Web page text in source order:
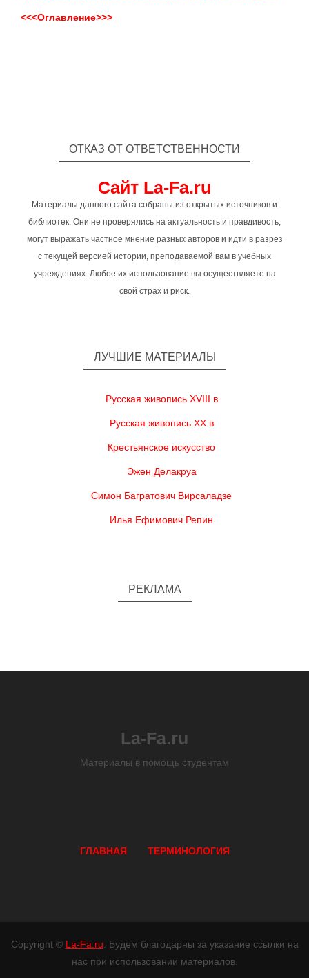
<<<Оглавление>>>
ОТКАЗ ОТ ОТВЕТСТВЕННОСТИ
Сайт La-Fa.ru
Материалы данного сайта собраны из открытых источников и
библиотек. Они не проверялись на актуальность и правдивость,
могут выражать частное мнение разных авторов и идти в разрез
с текущей версией истории, преподаваемой вам в учебных
учреждениях. Любое их использование вы осуществляете на
свой страх и риск.
ЛУЧШИЕ МАТЕРИАЛЫ
Русская живопись XVIII в
Русская живопись XX в
Крестьянское искусство
Эжен Делакруа
Симон Багратович Вирсаладзе
Илья Ефимович Репин
РЕКЛАМА
La-Fa.ru
Материалы в помощь студентам
ГЛАВНАЯ ТЕРМИНОЛОГИЯ
Copyright © La-Fa.ru. Будем благодарны за указание ссылки на
нас при использовании материалов.